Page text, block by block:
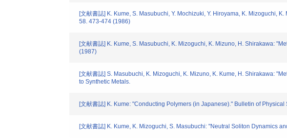
[文献書誌] K. Kume, S. Masubuchi, Y. Mochizuki, Y. Hiroyama, K. Mizoguchi,
58. 473-474 (1986)
[文献書誌] K. Kume, S. Masubuchi, K. Mizoguchi, K. Mizuno, H. Shirakawa:
(1987)
[文献書誌] S. Masubuchi, K. Mizoguchi, K. Mizuno, K. Kume, H. Shirakawa:
to Synthetic Metals.
[文献書誌] K. Kume: "Conducting Polymers (in Japanese)." Bulletin of
[文献書誌] K. Kume, K. Mizoguchi, S. Masubuchi: "Neutral Soliton Dynamics